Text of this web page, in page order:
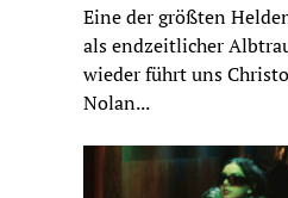
Eine der größten
als endzeitlicher
wieder führt uns
Nolan...